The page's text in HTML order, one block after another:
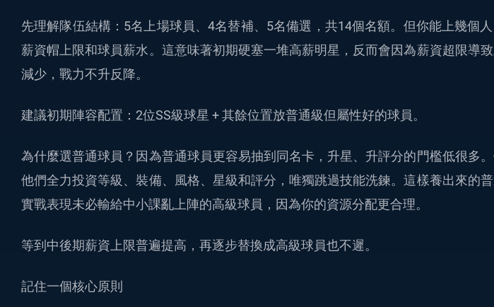
先理解隊伍結構：5名上場球員、4名替補、5名備選，共14個名額。但你能上幾個
薪資帽上限和球員薪水。這意味著初期硬塞一堆高薪明星，反而會因為薪資超限導
減少，戰力不升反降。
建議初期陣容配置：2位SS級球星 + 其餘位置放普通級但屬性好的球員。
為什麼選普通球員？因為普通球員更容易抽到同名卡，升星、升評分的門檻低很多
他們全力投資等級、裝備、風格、星級和評分，唯獨跳過技能洗鍊。這樣養出來的普
實戰表現未必輸給中小課亂上陣的高級球員，因為你的資源分配更合理。
等到中後期薪資上限普遍提高，再逐步替換成高級球員也不遲。
記住一個核心原則